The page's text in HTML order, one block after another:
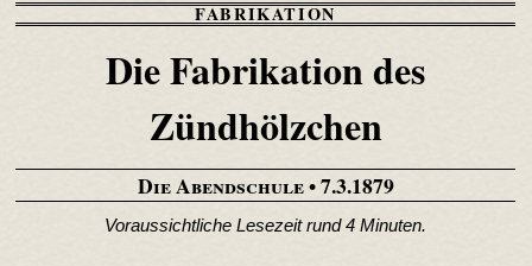
FABRIKATION
Die Fabrikation des
Zündhölzchen
Die Abendschule• 7.3.1879
Voraussichtliche Lesezeit rund 4 Minuten.